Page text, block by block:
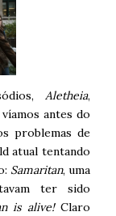
Aletheia,
antes do
problemas de
atual tentando
Samaritan, uma
ter sido
is alive!Claro